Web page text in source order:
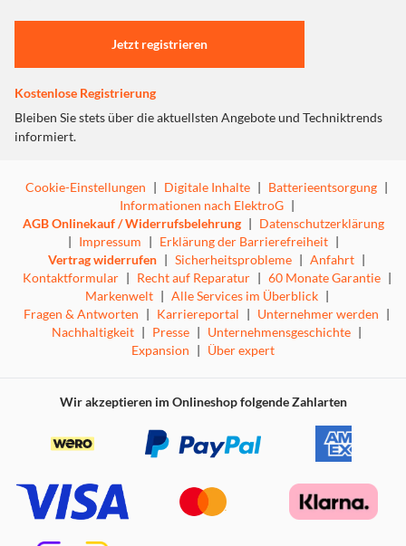
Einstellungen anpassen
Jetzt registrieren
Kostenlose Registrierung
Bleiben Sie stets über die aktuellsten Angebote und Techniktrends
informiert.
Cookie-Einstellungen | Digitale Inhalte | Batterieentsorgung |
Informationen nach ElektroG |
AGB Onlinekauf / Widerrufsbelehrung | Datenschutzerklärung
| Impressum | Erklärung der Barrierefreiheit |
Vertrag widerrufen | Sicherheitsprobleme | Anfahrt |
Kontaktformular | Recht auf Reparatur | 60 Monate Garantie |
Markenwelt | Alle Services im Überblick |
Fragen & Antworten | Karriereportal | Unternehmer werden |
Nachhaltigkeit | Presse | Unternehmensgeschichte |
Expansion | Über expert
Wir akzeptieren im Onlineshop folgende Zahlarten